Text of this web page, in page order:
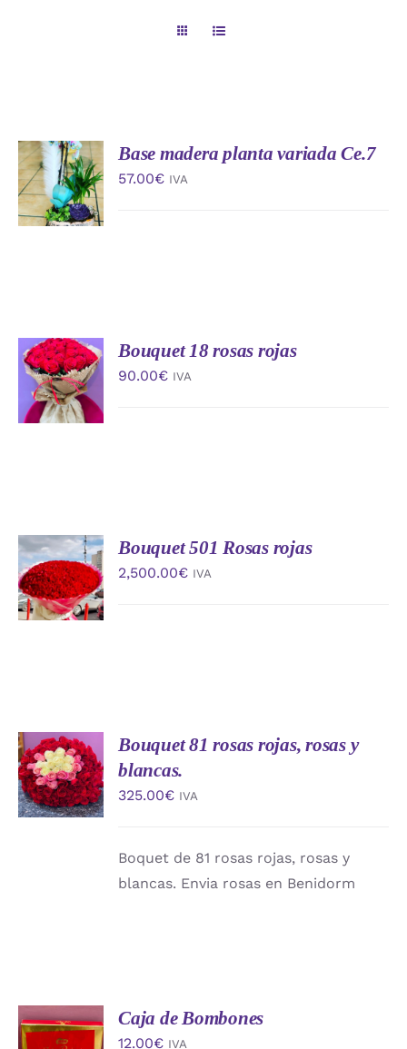
AÑADIR
AL
CARRITO
/
DETALLES
Base madera planta variada Ce.7
57.00€ IVA
AÑADIR
AL
CARRITO
/
DETALLES
Bouquet 18 rosas rojas
90.00€ IVA
AÑADIR
AL
CARRITO
/
DETALLES
Bouquet 501 Rosas rojas
2,500.00€ IVA
AÑADIR
AL
CARRITO
/
DETALLES
Bouquet 81 rosas rojas, rosas y
blancas.
325.00€ IVA
Boquet de 81 rosas rojas, rosas y
blancas. Envia rosas en Benidorm
AÑADIR
AL
Caja de Bombones
12.00€ IVA